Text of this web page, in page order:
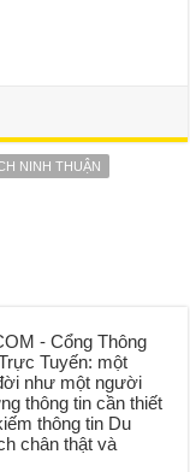
NINH THUẬN
- Cổng Thông
Tuyến: một
như một người
thông tin cần thiết
thông tin Du
chân thật và